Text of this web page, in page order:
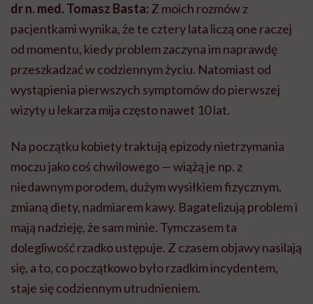
dr n. med. Tomasz Basta: Z moich rozmów z
pacjentkami wynika, że te cztery lata liczą one raczej
od momentu, kiedy problem zaczyna im naprawdę
przeszkadzać w codziennym życiu. Natomiast od
wystąpienia pierwszych symptomów do pierwszej
wizyty u lekarza mija często nawet 10 lat.
Na początku kobiety traktują epizody nietrzymania
moczu jako coś chwilowego — wiążą je np. z
niedawnym porodem, dużym wysiłkiem fizycznym,
zmianą diety, nadmiarem kawy. Bagatelizują problem i
mają nadzieję, że sam minie. Tymczasem ta
dolegliwość rzadko ustępuje. Z czasem objawy nasilają
się, a to, co początkowo było rzadkim incydentem,
staje się codziennym utrudnieniem.